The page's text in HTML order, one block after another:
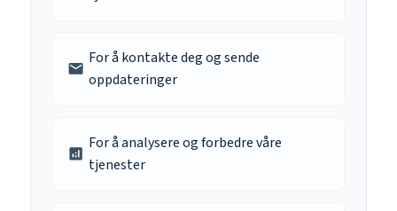
email
For å kontakte deg og sende
oppdateringer
analytics
For å analysere og forbedre våre
tjenester